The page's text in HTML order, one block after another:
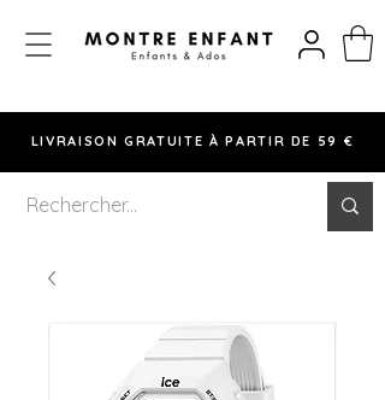
LIVRAISON GRATUITE À PARTIR DE 59 €